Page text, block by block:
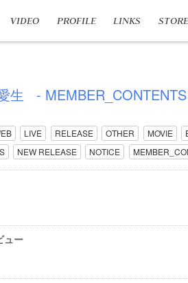
VIDEO PROFILE LINKS STORE
生 - MEMBER_CONTENTS
LIVE RELEASE OTHER MOVIE
NEW RELEASE NOTICE
ュー